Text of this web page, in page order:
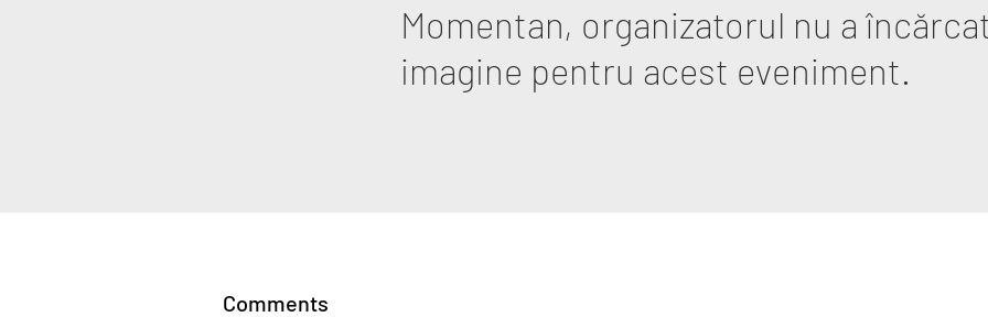
Momentan, organizatorul nu a
imagine pentru acest eveniment.
Comments